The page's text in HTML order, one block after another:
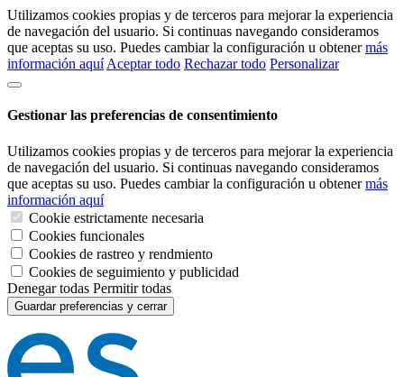
Utilizamos cookies propias y de terceros para mejorar la experiencia
de navegación del usuario. Si continuas navegando consideramos
que aceptas su uso. Puedes cambiar la configuración u obtenermás
información aquí Aceptar todo Rechazar todo Personalizar
Gestionar las preferencias de consentimiento
Utilizamos cookies propias y de terceros para mejorar la experiencia
de navegación del usuario. Si continuas navegando consideramos
que aceptas su uso. Puedes cambiar la configuración u obtenermás
información aquí
Cookie estrictamente necesaria
Cookies funcionales
Cookies de rastreo y rendmiento
Cookies de seguimiento y publicidad
Denegar todas Permitir todas
Guardar preferencias y cerrar